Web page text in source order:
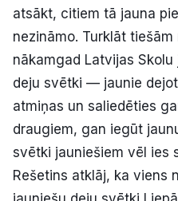
atsākt, citiem tā jauna
nezināmo. Turklāt
nākamgad Latvijas
deju svētki — jaunie
atmiņas un saliedēties
draugiem, gan iegūt
svētki jauniešiem vēl ies
Rešetins atklāj, ka viens